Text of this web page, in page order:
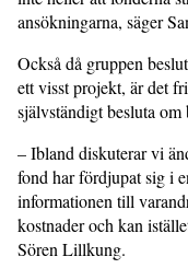
ansökningarna, säger
Också då gruppen
ett visst projekt, är det
självständigt besluta om
– Ibland diskuterar vi
fond har fördjupat sig i
informationen till
kostnader och kan
Sören Lillkung.